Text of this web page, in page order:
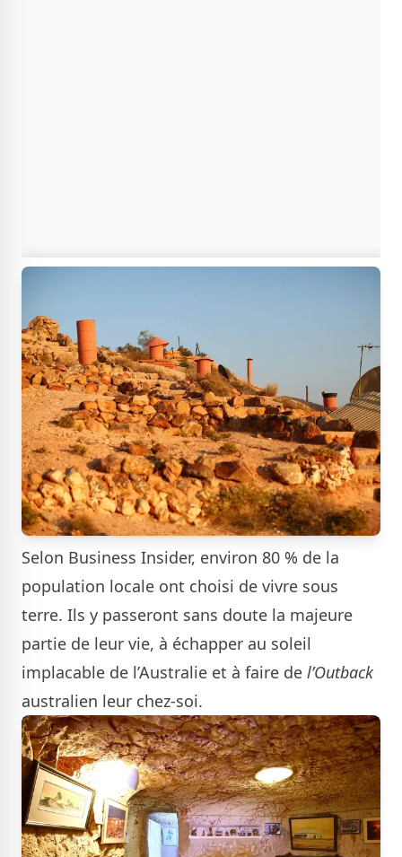
Selon Business Insider, environ 80 % de la
population locale ont choisi de vivre sous
terre. Ils y passeront sans doute la majeure
partie de leur vie, à échapper au soleil
implacable de l’Australie et à faire de l’Outback
australien leur chez-soi.